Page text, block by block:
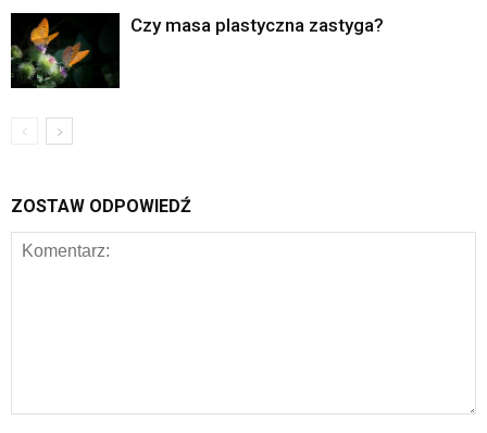
Czy masa plastyczna zastyga?
ZOSTAW ODPOWIEDŹ